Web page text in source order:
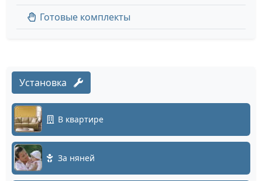
Готовые комплекты
Установка
В квартире
За няней